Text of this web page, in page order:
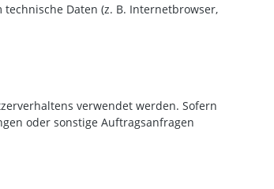
Daten (z. B. Internetbrowser,
verwendet werden. Sofern
oder sonstige Auftragsanfragen